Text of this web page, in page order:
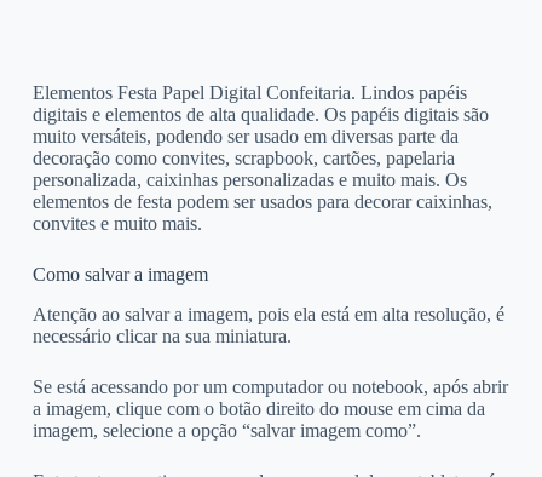
Elementos Festa Papel Digital Confeitaria. Lindos papéis
digitais e elementos de alta qualidade. Os papéis digitais são
muito versáteis, podendo ser usado em diversas parte da
decoração como convites, scrapbook, cartões, papelaria
personalizada, caixinhas personalizadas e muito mais. Os
elementos de festa podem ser usados para decorar caixinhas,
convites e muito mais.
Como salvar a imagem
Atenção ao salvar a imagem, pois ela está em alta resolução, é
necessário clicar na sua miniatura.
Se está acessando por um computador ou notebook, após abrir
a imagem, clique com o botão direito do mouse em cima da
imagem, selecione a opção “salvar imagem como”.